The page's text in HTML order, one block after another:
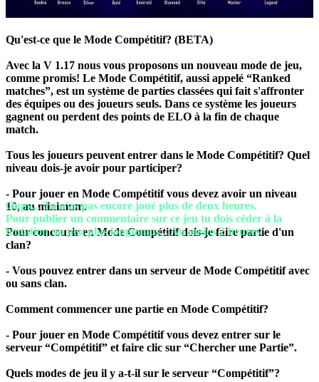
Le
Gameplay
In-
Game
Actualités
Médias
Guides
Forums
Qu'est-ce que le Mode Compétitif? (BETA)
Avec la V 1.17 nous vous proposons un nouveau mode de jeu,
comme promis! Le Mode Compétitif, aussi appelé “Ranked
matches”, est un système de parties classées qui fait s'affronter
des équipes ou des joueurs seuls. Dans ce système les joueurs
gagnent ou perdent des points de ELO à la fin de chaque
match.
Tous les joueurs peuvent entrer dans le Mode Compétitif? Quel
niveau dois-je avoir pour participer?
- Pour jouer en Mode Compétitif vous devez avoir un niveau
10, au minimum.
Pour concourir en Mode Compétitif dois-je faire partie d'un
clan?
- Vous pouvez entrer dans un serveur de Mode Compétitif avec
ou sans clan.
Comment commencer une partie en Mode Compétitif?
- Pour jouer en Mode Compétitif vous devez entrer sur le
serveur “Compétitif” et faire clic sur “Chercher une Partie”.
Quels modes de jeu il y a-t-il sur le serveur “Compétitif”?
Oups... Tu n'as pas encore joué plus de deux heures.
Pour publier un commentaire sur ce jeu tu dois céder à la
tentation un peu plus longtemps... Au moins 2 heures.